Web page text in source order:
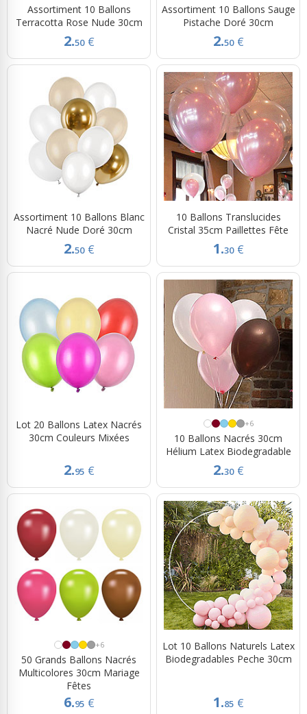
Assortiment 10 Ballons
Terracotta Rose Nude 30cm
2.50 €
Assortiment 10 Ballons Sauge
Pistache Doré 30cm
2.50 €
Assortiment 10 Ballons Blanc
Nacré Nude Doré 30cm
2.50 €
10 Ballons Translucides
Cristal 35cm Paillettes Fête
1.30 €
Lot 20 Ballons Latex Nacrés
30cm Couleurs Mixées
2.95 €
+6
10 Ballons Nacrés 30cm
Hélium Latex Biodegradable
2.30 €
+6
50 Grands Ballons Nacrés
Multicolores 30cm Mariage
Fêtes
6.95 €
Lot 10 Ballons Naturels Latex
Biodegradables Peche 30cm
1.85 €